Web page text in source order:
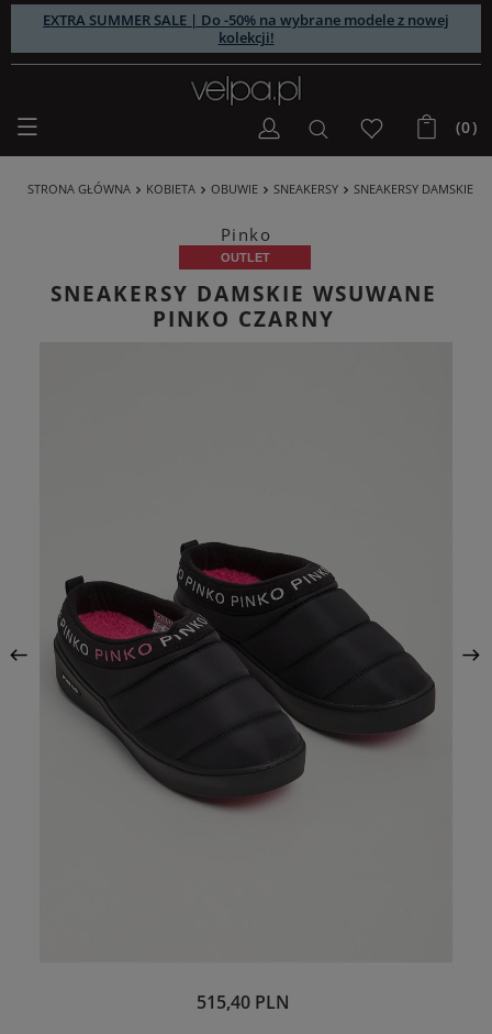
EXTRA SUMMER SALE | Do -50% na wybrane modele z nowej
kolekcji!
(0)
STRONA GŁÓWNA KOBIETA OBUWIE SNEAKERSY SNEAKERSY DAMSKIE
Pinko
OUTLET
SNEAKERSY DAMSKIE WSUWANE
PINKO CZARNY
515,40 PLN